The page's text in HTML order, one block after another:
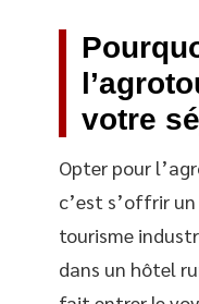
votre
Opter pour
c’est s’offrir
tourisme
dans un hôtel